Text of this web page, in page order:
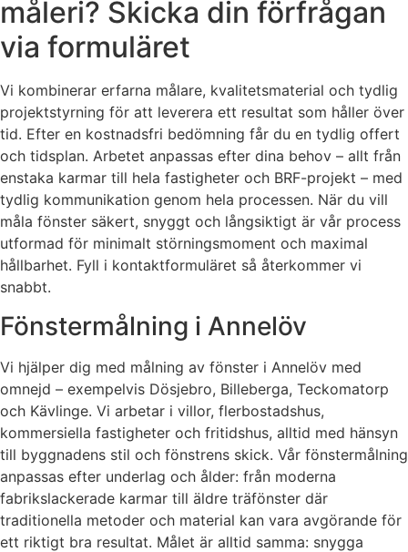
måleri? Skicka din förfrågan
via formuläret
Vi kombinerar erfarna målare, kvalitetsmaterial och tydlig
projektstyrning för att leverera ett resultat som håller över
tid. Efter en kostnadsfri bedömning får du en tydlig offert
och tidsplan. Arbetet anpassas efter dina behov – allt från
enstaka karmar till hela fastigheter och BRF-projekt – med
tydlig kommunikation genom hela processen. När du vill
måla fönster säkert, snyggt och långsiktigt är vår process
utformad för minimalt störningsmoment och maximal
hållbarhet. Fyll i kontaktformuläret så återkommer vi
snabbt.
Fönstermålning i Annelöv
Vi hjälper dig med målning av fönster i Annelöv med
omnejd – exempelvis Dösjebro, Billeberga, Teckomatorp
och Kävlinge. Vi arbetar i villor, flerbostadshus,
kommersiella fastigheter och fritidshus, alltid med hänsyn
till byggnadens stil och fönstrens skick. Vår fönstermålning
anpassas efter underlag och ålder: från moderna
fabrikslackerade karmar till äldre träfönster där
traditionella metoder och material kan vara avgörande för
ett riktigt bra resultat. Målet är alltid samma: snygga